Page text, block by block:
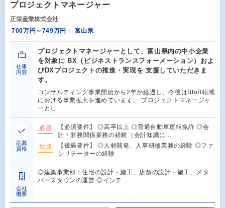
プロジェクトマネージャー
正栄産業株式会社
700万円～749万円
富山県
仕事
内容
プロジェクトマネージャーとして、富山県内の中小企業
を対象に BX（ビジネストランスフォーメーション）およ
びDXプロジェクトの推進・実現を 支援していただきま
す。
コンサルティング事業開始から2年が経過し、今後はBtoB領域
における事業拡大を進めています。 プロジェクトマネージャ
ーとし…
応募
資格
必須
【必須要件】 ◎高卒以上 ◎普通自動車運転免許 ◎会
計・財務関係業務の経験（会計知識に…
歓迎
【優遇要件】 ◎人材開発、人事研修業務の経験 ◎ファ
シリテーターの経験
会社
概要
◎建築事業部：住宅の設計・施工、店舗の設計・施工、メタ
バースタウンの運営 ◎インテ…